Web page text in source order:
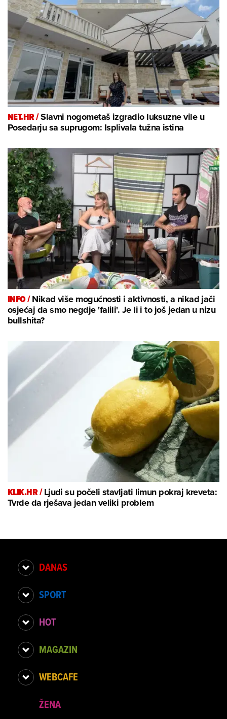
NET.HR /Slavni nogometaš izgradio luksuzne vile u
Posedarju sa suprugom: Isplivala tužna istina
INFO /Nikad više mogućnosti i aktivnosti, a nikad jači
osjećaj da smo negdje 'falili'. Je li i to još jedan u nizu
bullshita?
KLIK.HR /Ljudi su počeli stavljati limun pokraj kreveta:
Tvrde da rješava jedan veliki problem
DANAS
SPORT
HOT
MAGAZIN
WEBCAFE
ŽENA